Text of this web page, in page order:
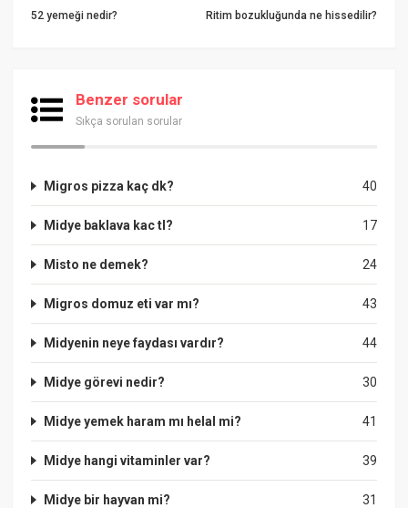
52 yemeği nedir? Ritim bozukluğunda ne hissedilir?
Benzer sorular
Sıkça sorulan sorular
40
Migros pizza kaç dk?
17
Midye baklava kac tl?
24
Misto ne demek?
43
Migros domuz eti var mı?
44
Midyenin neye faydası vardır?
30
Midye görevi nedir?
41
Midye yemek haram mı helal mi?
39
Midye hangi vitaminler var?
31
Midye bir hayvan mi?